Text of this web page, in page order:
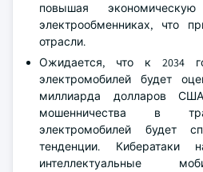
повышая
электрообменниках, что
отрасли.
Ожидается, что к 2034
электромобилей будет
миллиарда долларов
мошенничества в
электромобилей будет
тенденции. Кибератаки
интеллектуальные